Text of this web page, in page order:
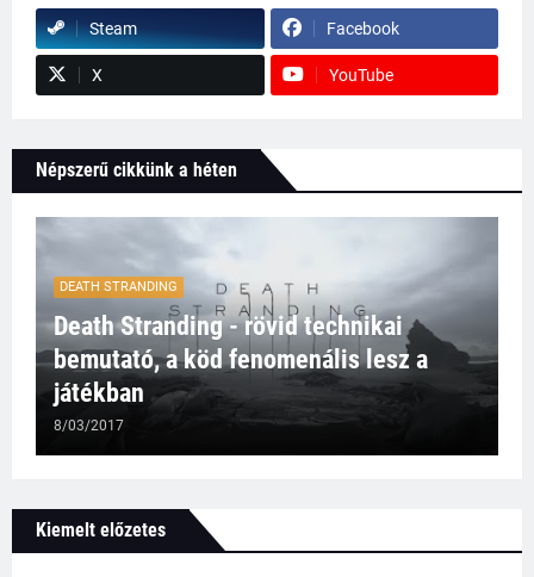
Steam Facebook
X YouTube
Népszerű cikkünk a héten
DEATH STRANDING
Death Stranding - rövid technikai
bemutató, a köd fenomenális lesz a
játékban
8/03/2017
Kiemelt előzetes